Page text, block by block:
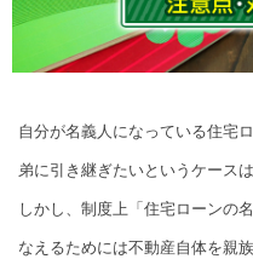
自分が名義人になっている住宅
弟に引き継ぎたいというケース
しかし、制度上「住宅ローンの
なえるためには不動産自体を親